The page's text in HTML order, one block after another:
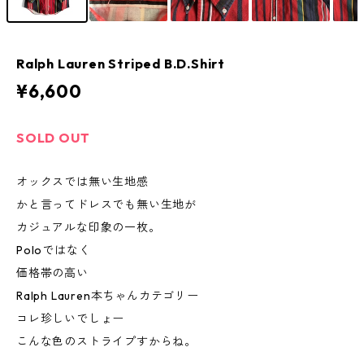
Ralph Lauren Striped B.D.Shirt
¥6,600
SOLD OUT
オックスでは無い生地感
かと言ってドレスでも無い生地が
カジュアルな印象の一枚。
Poloではなく
価格帯の高い
Ralph Lauren本ちゃんカテゴリー
コレ珍しいでしょー
こんな色のストライプすからね。